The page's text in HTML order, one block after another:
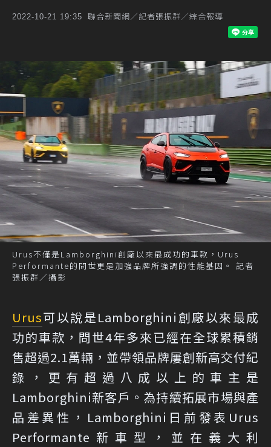
2022-10-21 19:35 聯合新聞網／記者張振群／綜合報導
Urus不僅是Lamborghini創廠以來最成功的車款，Urus
Performante的問世更是加強品牌所強調的性能基因。 記者
張振群／攝影
Urus可以說是Lamborghini創廠以來最成
功的車款，問世4年多來已經在全球累積銷
售超過2.1萬輛，並帶領品牌屢創新高交付紀
錄，更有超過八成以上的車主是
Lamborghini新客戶。為持續拓展市場與產
品差異性，Lamborghini日前發表Urus
Performante新車型，並在義大利